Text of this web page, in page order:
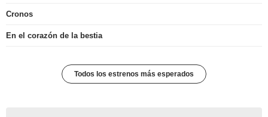
Cronos
En el corazón de la bestia
Todos los estrenos más esperados